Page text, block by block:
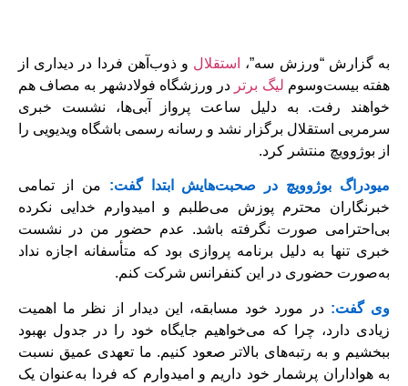
به گزارش “ورزش سه”، استقلال و ذوب‌آهن فردا در دیداری از
هفته بیست‌وسوم لیگ برتر در ورزشگاه فولادشهر به مصاف هم
خواهند رفت. به دلیل ساعت پرواز آبی‌ها، نشست خبری
سرمربی استقلال برگزار نشد و رسانه رسمی باشگاه ویدیویی را
از بوژوویچ منتشر کرد.
میودراگ بوژوویچ در صحبت‌هایش ابتدا گفت: من از تمامی
خبرنگاران محترم پوزش می‌طلبم و امیدوارم خدایی نکرده
بی‌احترامی صورت نگرفته باشد. عدم حضور من در نشست
خبری تنها به دلیل برنامه پروازی بود که متأسفانه اجازه نداد
به‌صورت حضوری در این کنفرانس شرکت کنم.
وی گفت: در مورد خود مسابقه، این دیدار از نظر ما اهمیت
زیادی دارد، چرا که می‌خواهیم جایگاه خود را در جدول بهبود
ببخشیم و به رتبه‌های بالاتر صعود کنیم. ما تعهدی عمیق نسبت
به هواداران پرشمار خود داریم و امیدوارم که فردا به‌عنوان یک